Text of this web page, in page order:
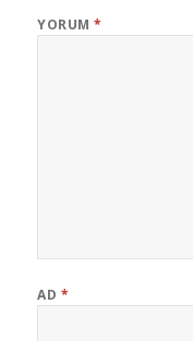
YORUM*
AD *